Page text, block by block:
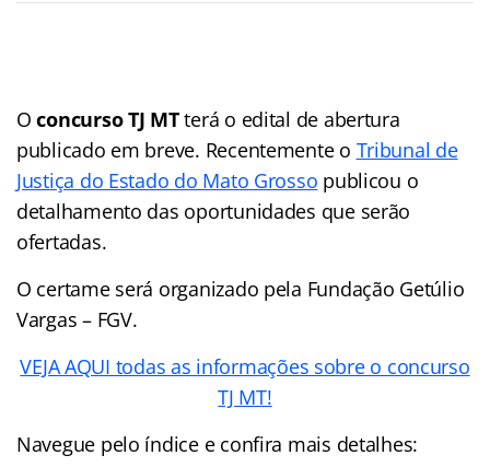
Oconcurso TJ MTterá o edital de abertura
publicado em breve. Recentemente o Tribunal de
Justiça do Estado do Mato Grosso publicou o
detalhamento das oportunidades que serão
ofertadas.
O certame será organizado pela Fundação Getúlio
Vargas – FGV.
VEJA AQUI todas as informações sobre o concurso
TJ MT!
Navegue pelo índice e confira mais detalhes: